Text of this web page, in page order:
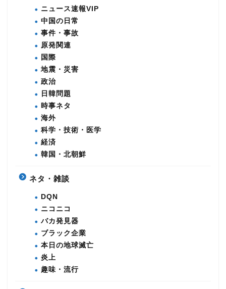
ニュース速報VIP
中国の日常
事件・事故
原発関連
国際
地震・災害
政治
日韓問題
時事ネタ
海外
科学・技術・医学
経済
韓国・北朝鮮
ネタ・雑談
DQN
ニコニコ
バカ発見器
ブラック企業
本日の地球滅亡
炎上
趣味・流行